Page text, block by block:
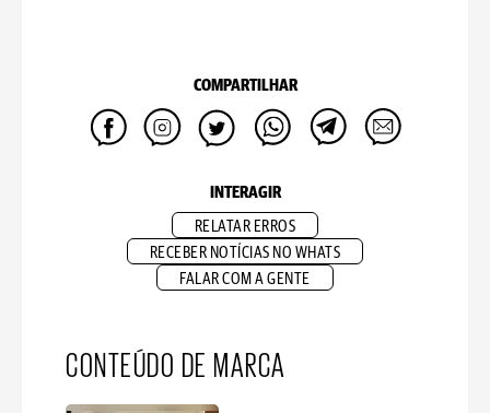
COMPARTILHAR
INTERAGIR
RELATAR ERROS
RECEBER NOTÍCIAS NO WHATS
FALAR COM A GENTE
CONTEÚDO DE MARCA